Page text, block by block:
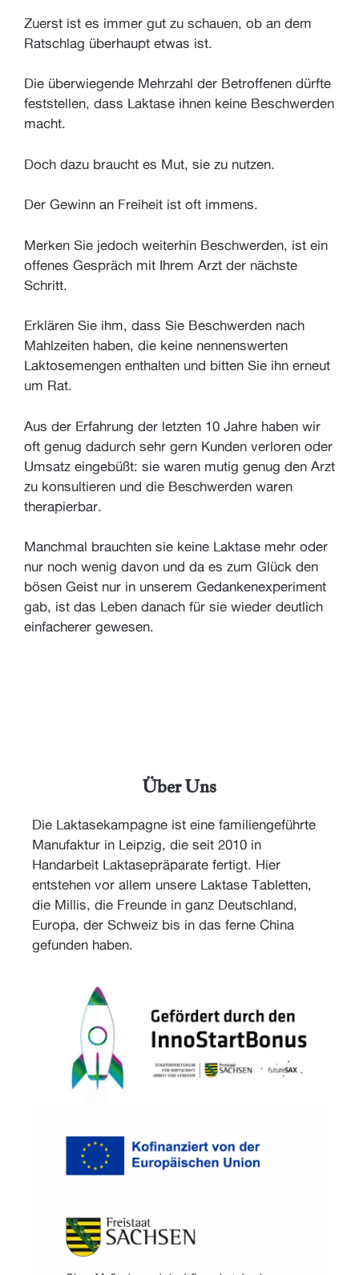
Zuerst ist es immer gut zu schauen, ob an dem
Ratschlag überhaupt etwas ist.
Die überwiegende Mehrzahl der Betroffenen dürfte
feststellen, dass Laktase ihnen keine Beschwerden
macht.
Doch dazu braucht es Mut, sie zu nutzen.
Der Gewinn an Freiheit ist oft immens.
Merken Sie jedoch weiterhin Beschwerden, ist ein
offenes Gespräch mit Ihrem Arzt der nächste
Schritt.
Erklären Sie ihm, dass Sie Beschwerden nach
Mahlzeiten haben, die keine nennenswerten
Laktosemengen enthalten und bitten Sie ihn erneut
um Rat.
Aus der Erfahrung der letzten 10 Jahre haben wir
oft genug dadurch sehr gern Kunden verloren oder
Umsatz eingebüßt: sie waren mutig genug den Arzt
zu konsultieren und die Beschwerden waren
therapierbar.
Manchmal brauchten sie keine Laktase mehr oder
nur noch wenig davon und da es zum Glück den
bösen Geist nur in unserem Gedankenexperiment
gab, ist das Leben danach für sie wieder deutlich
einfacherer gewesen.
Über Uns
Die Laktasekampagne ist eine familiengeführte
Manufaktur in Leipzig, die seit 2010 in
Handarbeit Laktasepräparate fertigt. Hier
entstehen vor allem unsere Laktase Tabletten,
die Millis, die Freunde in ganz Deutschland,
Europa, der Schweiz bis in das ferne China
gefunden haben.